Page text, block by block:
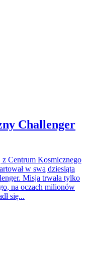
Challenger
z Centrum Kosmicznego
w swą dziesiątą
Misja trwała tylko
na oczach milionów
się...